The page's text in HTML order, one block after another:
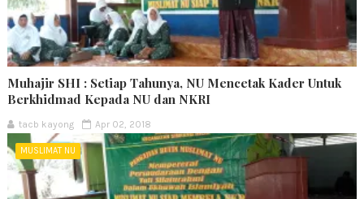
Muhajir SHI : Setiap Tahunya, NU Mencetak Kader Untuk
Berkhidmad Kepada NU dan NKRI
tacb kayong Apr 02, 2018
MUSLIMAT NU